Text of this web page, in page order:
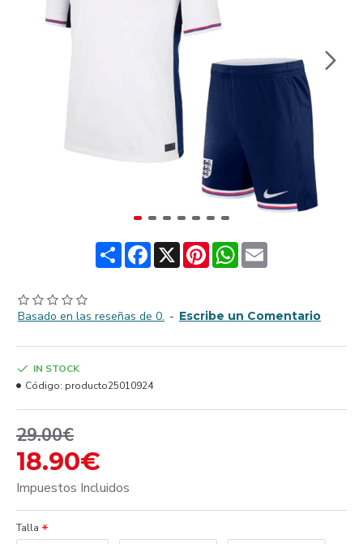
ShareFacebook
X PinterestWhatsApp
Email
Basado en las reseñas de 0. - Escribe un Comentario
18.90€
29.00€
Impuestos Incluidos
IN STOCK
Código: producto25010924
Talla